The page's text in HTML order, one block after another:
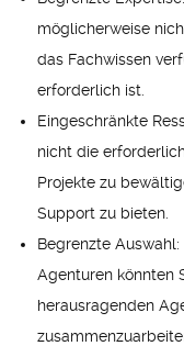
möglicherweise
das Fachwissen
erforderlich ist.
Eingeschränkte
nicht die
Projekte zu
Support zu bieten.
Begrenzte
Agenturen könnten
herausragenden